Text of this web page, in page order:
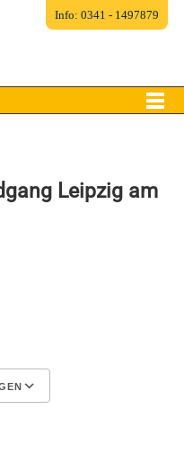
Leipzig am
Info: 0341 - 1497879